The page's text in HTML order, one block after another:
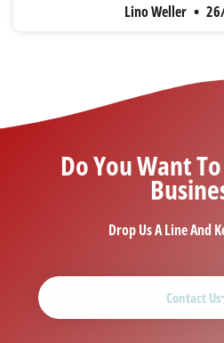
Lino Weller
Do You Want
Drop Us A Line And
Contact Us